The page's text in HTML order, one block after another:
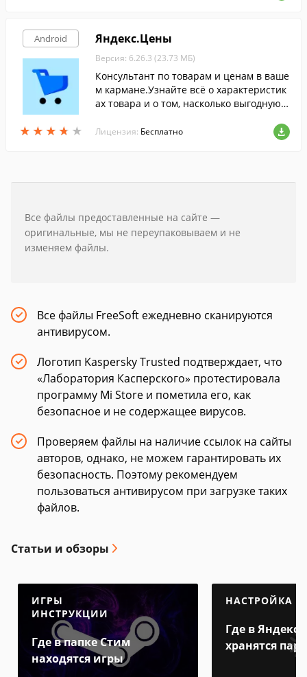
Android
★ ★ ★ ★ ★
★ ★ ★ ★ ★
Яндекс.Цены
Версия: 6.26.3 (23.73 МБ)
Консультант по товарам и ценам в ваше
м кармане.Узнайте всё о характеристик
ах товара и о том, насколько выгодную ц
й магазин.
Лицензия: Бесплатно
Все файлы предоставленные на сайте —
оригинальные, мы не переупаковываем и не
изменяем файлы.
Все файлы FreeSoft ежедневно сканируются
антивирусом.
Логотип Kaspersky Trusted подтверждает, что
«Лаборатория Касперского» протестировала
программу Mi Store и пометила его, как
безопасное и не содержащее вирусов.
Проверяем файлы на наличие ссылок на сайты
авторов, однако, не можем гарантировать их
безопасность. Поэтому рекомендуем
пользоваться антивирусом при загрузке таких
файлов.
Статьи и обзоры
ИГРЫ
ИНСТРУКЦИИ
Где в папке Стим
находятся игры
НАСТРОЙКА
Где в Яндекс
хранятся